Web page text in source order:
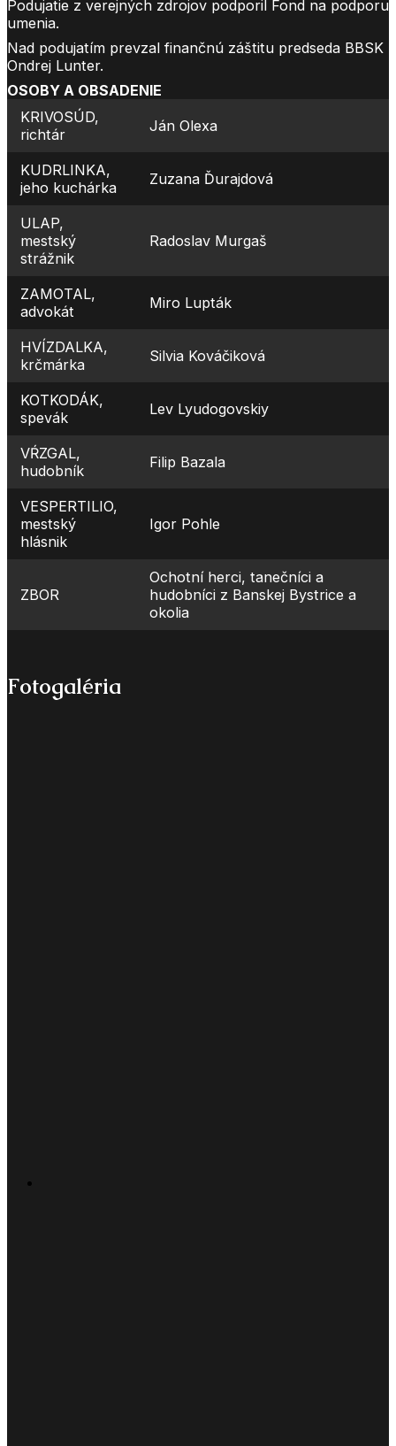
Podujatie z verejných zdrojov podporil Fond na podporu
umenia.
Nad podujatím prevzal finančnú záštitu predseda BBSK
Ondrej Lunter.
OSOBY A OBSADENIE
KRIVOSÚD,
richtár
Ján Olexa
KUDRLINKA,
jeho kuchárka
Zuzana Ďurajdová
ULAP,
mestský
strážnik
Radoslav Murgaš
ZAMOTAL,
advokát
Miro Lupták
HVÍZDALKA,
krčmárka
Silvia Kováčiková
KOTKODÁK,
spevák
Lev Lyudogovskiy
VŔZGAL,
hudobník
Filip Bazala
VESPERTILIO,
mestský
hlásnik
Igor Pohle
ZBOR
Ochotní herci, tanečníci a
hudobníci z Banskej Bystrice a
okolia
Fotogaléria